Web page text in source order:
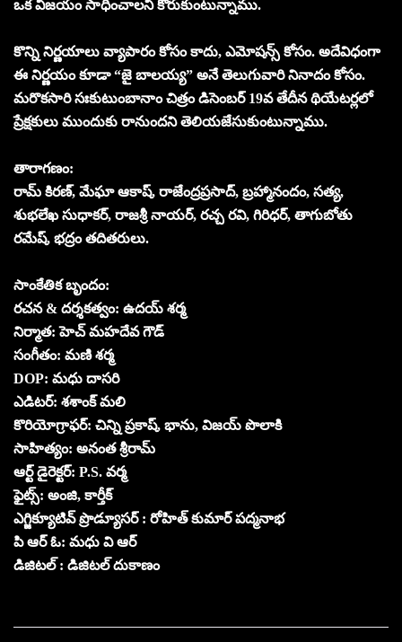
ఒక విజయం సాధించాలని కోరుకుంటున్నాము.
కొన్ని నిర్ణయాలు వ్యాపారం కోసం కాదు, ఎమోషన్స్ కోసం. అదేవిధంగా
ఈ నిర్ణయం కూడా “జై బాలయ్య” అనే తెలుగువారి నినాదం కోసం.
మరొకసారి సఃకుటుంబానాం చిత్రం డిసెంబర్ 19వ తేదీన థియేటర్లలో
ప్రేక్షకులు ముందుకు రానుందని తెలియజేసుకుంటున్నాము.
తారాగణం:
రామ్ కిరణ్, మేఘా ఆకాష్, రాజేంద్రప్రసాద్, బ్రహ్మానందం, సత్య,
శుభలేఖ సుధాకర్, రాజశ్రీ నాయర్, రచ్చ రవి, గిరిధర్, తాగుబోతు
రమేష్, భద్రం తదితరులు.
సాంకేతిక బృందం:
రచన & దర్శకత్వం: ఉదయ్ శర్మ
నిర్మాత: హెచ్ మహదేవ గౌడ్
సంగీతం: మణి శర్మ
DOP: మధు దాసరి
ఎడిటర్: శశాంక్ మలి
కొరియోగ్రాఫర్: చిన్ని ప్రకాష్, భాను, విజయ్ పొలాకి
సాహిత్యం: అనంత శ్రీరామ్
ఆర్ట్ డైరెక్టర్: P.S. వర్మ
ఫైట్స్: అంజి, కార్తీక్
ఎగ్జిక్యూటివ్ ప్రొడ్యూసర్ : రోహిత్ కుమార్ పద్మనాభ
పి ఆర్ ఓ: మధు వి ఆర్
డిజిటల్ : డిజిటల్ దుకాణం